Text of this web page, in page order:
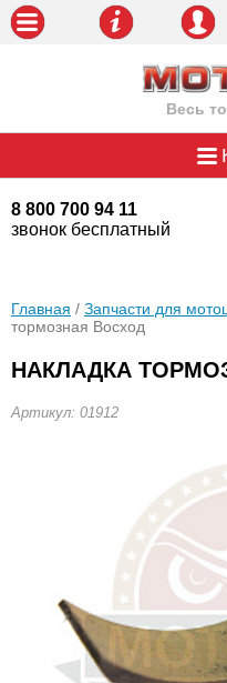
Весь
8 800 700 94 11
звонок бесплатный
Главная / Запчасти для
тормозная Восход
НАКЛАДКА
Артикул: 01912